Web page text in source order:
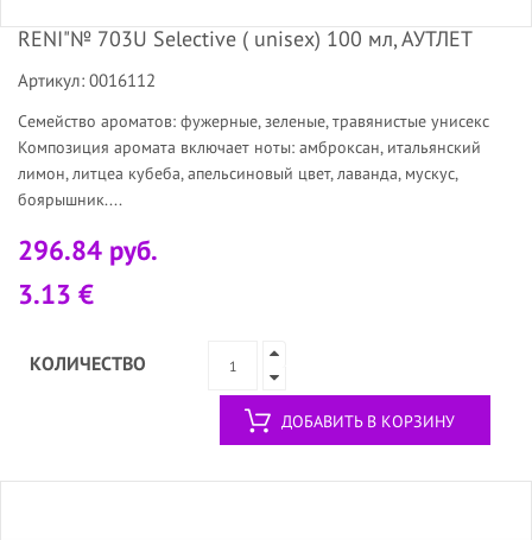
RENI"№ 703U Selective ( unisex) 100 мл, АУТЛЕТ
Артикул: 0016112
Семейство ароматов: фужерные, зеленые, травянистые унисекс
Композиция аромата включает ноты: амброксан, итальянский
лимон, литцеа кубеба, апельсиновый цвет, лаванда, мускус,
боярышник....
296.84 руб.
3.13 €
КОЛИЧЕСТВО
ДОБАВИТЬ В КОРЗИНУ